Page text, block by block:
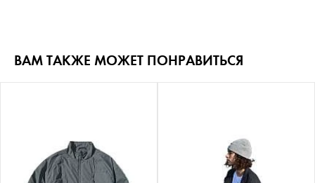
ВАМ ТАКЖЕ МОЖЕТ ПОНРАВИТЬСЯ